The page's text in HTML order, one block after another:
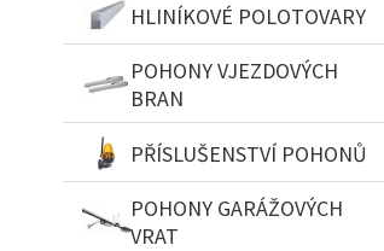
HLINÍKOVÉ POLOTOVARY
POHONY VJEZDOVÝCH
BRAN
PŘÍSLUŠENSTVÍ POHONŮ
POHONY GARÁŽOVÝCH
VRAT